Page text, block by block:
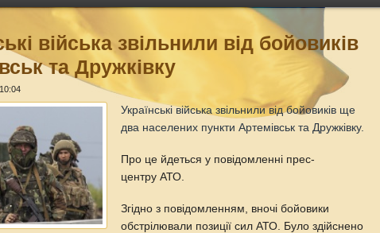
війська звільнили від бойовиків
та Дружківку
Українські війська звільнили від бойовиків ще
два населених пункти Артемівськ та Дружківку.
Про це йдеться у повідомленні прес-
центру АТО.
Згідно з повідомленням, вночі бойовики
обстрілювали позиції сил АТО. Було здійснено